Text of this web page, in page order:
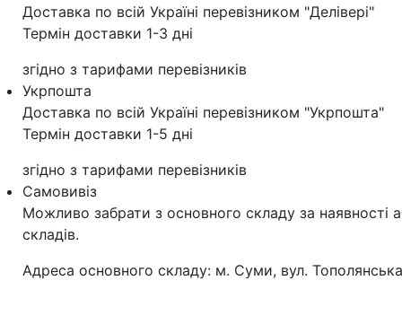
Доставка по всій Україні перевізником "Делівері"
Термін доставки 1-3 дні
згідно з тарифами перевізників
Укрпошта
Доставка по всій Україні перевізником "Укрпошта"
Термін доставки 1-5 дні
згідно з тарифами перевізників
Самовивіз
Можливо забрати з основного складу за наявності
складів.
Адреса основного складу: м. Суми, вул.